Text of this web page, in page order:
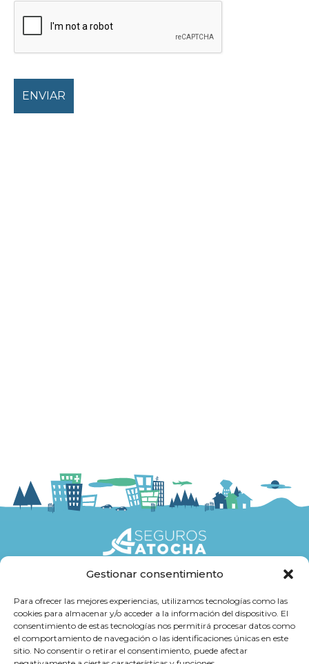
Gestionar consentimiento
Para ofrecer las mejores experiencias, utilizamos tecnologías como las
cookies para almacenar y/o acceder a la información del dispositivo. El
consentimiento de estas tecnologías nos permitirá procesar datos como
el comportamiento de navegación o las identificaciones únicas en este
sitio. No consentir o retirar el consentimiento, puede afectar
Atención al cliente
Trabaja con Nosotros